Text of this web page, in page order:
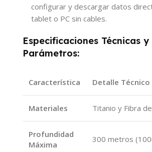
configurar y descargar datos
tablet o PC sin cables.
Especificaciones Técnicas y
Parámetros:
Característica Detalle Técnico
Materiales Titanio y Fibra
Profundidad
Máxima
300 metros